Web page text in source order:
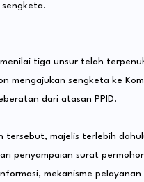
menilai tiga unsur telah
mengajukan sengketa ke
dari atasan PPID.
tersebut, majelis terlebih
penyampaian surat
mekanisme